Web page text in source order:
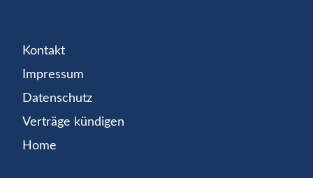
Kontakt
Impressum
Datenschutz
Verträge kündigen
Home